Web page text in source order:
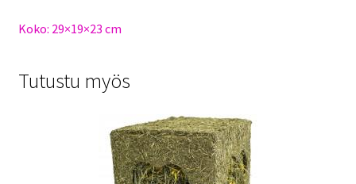
Koko: 29×19×23 cm
Tutustu myös